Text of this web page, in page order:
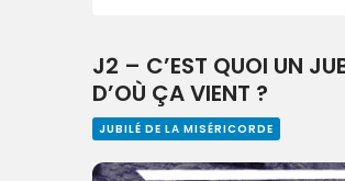
J2 – C’EST QUOI UN
D’OÙ ÇA VIENT ?
JUBILÉ DE LA MISÉRICORDE